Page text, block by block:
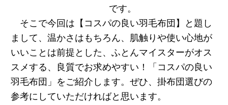
です。
そこで今回は【コスパの良い羽毛布団】と題し
まして、温かさはもちろん、肌触りや使い心地が
いいことは前提とした、ふとんマイスターがオス
スメする、良質でお求めやすい！「コスパの良い
羽毛布団」をご紹介します。ぜひ、掛布団選びの
参考にしていただければと思います。